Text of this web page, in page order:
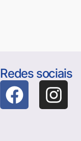
Redes sociais